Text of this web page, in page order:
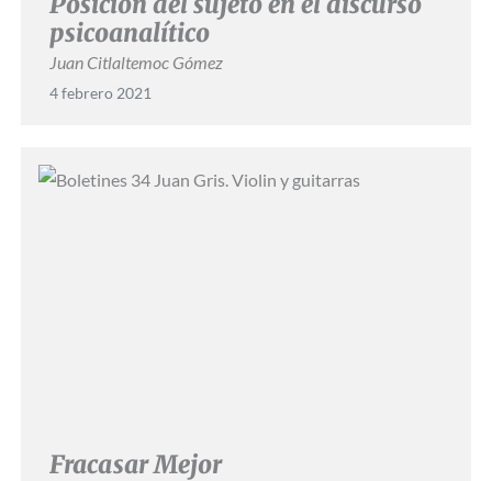
psicoanalítico
Juan Citlaltemoc Gómez
4 febrero 2021
Fracasar Mejor